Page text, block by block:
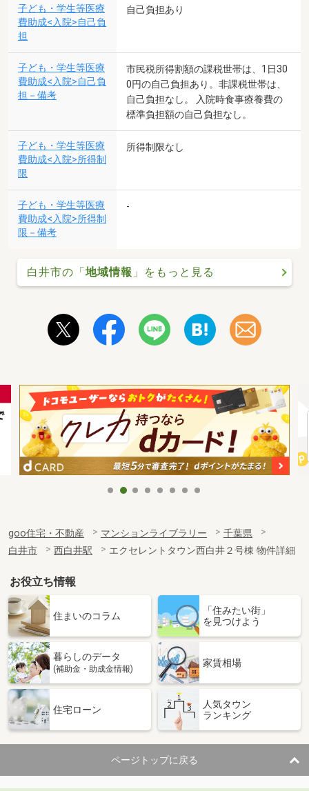
子ども・学生等医療
費助成<入院>自己負
担
自己負担あり
子ども・学生等医療
費助成<入院>自己負
担－備考
市民税所得割額の課税世帯は、1日30
0円の自己負担あり。非課税世帯は、
自己負担なし。 入院時食事療養費の
標準負担額の自己負担なし。
子ども・学生等医療
費助成<入院>所得制
限
所得制限なし
子ども・学生等医療
費助成<入院>所得制
限－備考
-
白井市の「地域情報 」をもっと見る
goo住宅・不動産 マンションライブラリー
千葉県
白井市
西白井駅 エクセレントタウン西白井２号棟 物件詳細
お役立ち情報
住まいのコラム
「住みたい街」
を見つけよう
暮らしのデータ
(補助金・助成金情報)
家賃相場
住宅ローン
人気タウン
ランキング
ページトップに戻る